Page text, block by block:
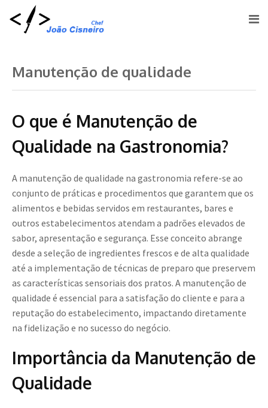
Manutenção de qualidade
O que é Manutenção de
Qualidade na Gastronomia?
A manutenção de qualidade na gastronomia refere-se ao
conjunto de práticas e procedimentos que garantem que os
alimentos e bebidas servidos em restaurantes, bares e
outros estabelecimentos atendam a padrões elevados de
sabor, apresentação e segurança. Esse conceito abrange
desde a seleção de ingredientes frescos e de alta qualidade
até a implementação de técnicas de preparo que preservem
as características sensoriais dos pratos. A manutenção de
qualidade é essencial para a satisfação do cliente e para a
reputação do estabelecimento, impactando diretamente
na fidelização e no sucesso do negócio.
Importância da Manutenção de
Qualidade